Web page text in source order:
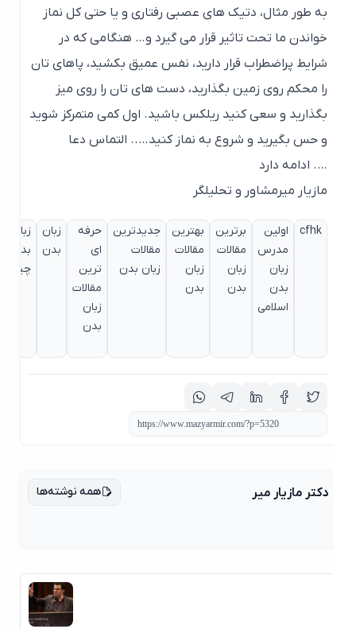
به طور مثال، دتیک های عصبی رفتاری و یا حتی کل نماز
خواندن ما تحت تاثیر قرار می گیرد و… هنگامی که در
شرایط پراضطراب قرار دارید، نفس عمیق بکشید، پاهای تان
را محکم روی زمین بگذارید، دست های تان را روی میز
بگذارید و سعی کنید ریلکس باشید. اول کمی متمرکز شوید
و حس بگیرید و شروع به نماز کنید….. التماس دعا
…. ادامه دارد
مازیار میرمشاور و تحلیلگر
اولین
مدرس
اسلامی
برترین
مقالات
بهترین
مقالات
جدیدترین
مقالات
زبان بدن
حرفه
ترین
مقالات
زبان
زبان
بدن
چیست
دکتر مازیار میر همه نوشته‌ها